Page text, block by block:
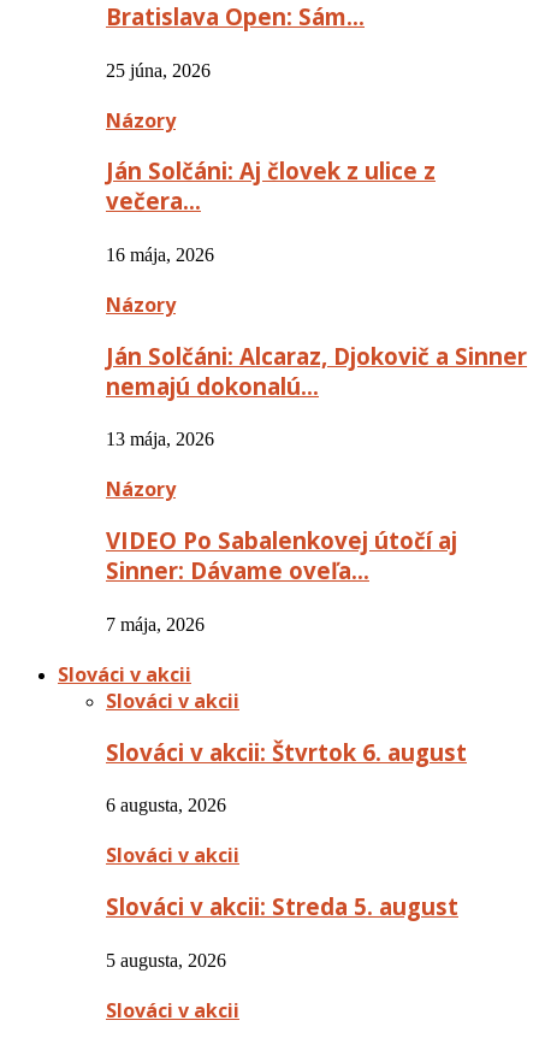
Bratislava Open: Sám…
25 júna, 2026
Názory
Ján Solčáni: Aj človek z ulice z
večera…
16 mája, 2026
Názory
Ján Solčáni: Alcaraz, Djokovič a Sinner
nemajú dokonalú…
13 mája, 2026
Názory
VIDEO Po Sabalenkovej útočí aj
Sinner: Dávame oveľa…
7 mája, 2026
Slováci v akcii
Slováci v akcii
Slováci v akcii: Štvrtok 6. august
6 augusta, 2026
Slováci v akcii
Slováci v akcii: Streda 5. august
5 augusta, 2026
Slováci v akcii